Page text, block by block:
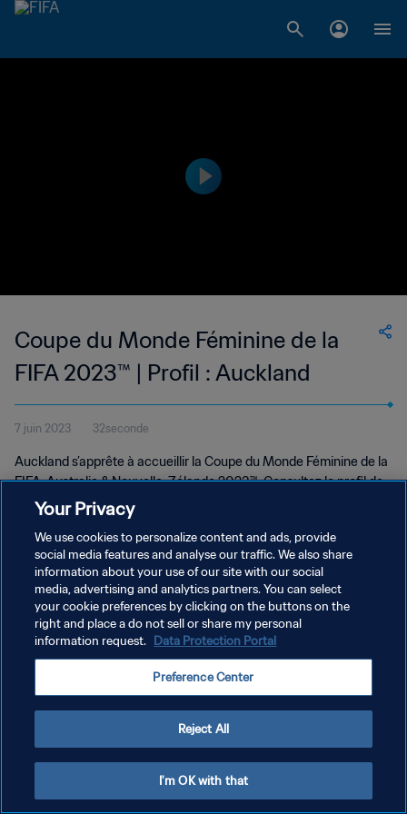
Coupe du Monde Féminine de la
FIFA 2023™ | Profil : Auckland
7 juin 2023 32seconde
Auckland s’apprête à accueillir la Coupe du Monde Féminine de la
FIFA, Australie & Nouvelle-Zélande 2023™. Consultez le profil de
la ville néo-zélandaise.
POLITIQUE DE CONFIDENTIALITÉ
CONDITIONS D'UTILISATION
GÉRER VOS PRÉFÉRENCES SUR LES COOKIES
Your Privacy
We use cookies to personalize content and ads, provide
social media features and analyse our traffic. We also share
information about your use of our site with our social
media, advertising and analytics partners. You can select
your cookie preferences by clicking on the buttons on the
right and place a do not sell or share my personal
information request. Data Protection Portal
Preference Center
Reject All
I'm OK with that